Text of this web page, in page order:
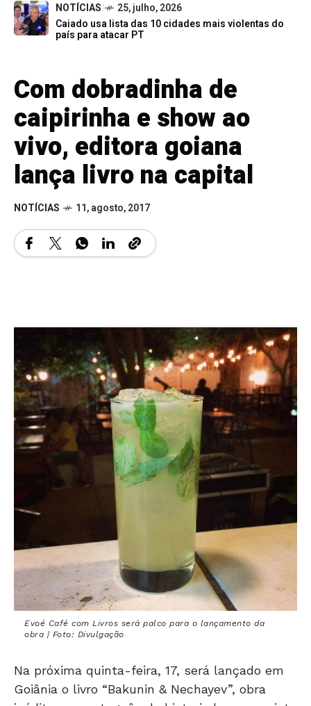
NOTÍCIAS
25, julho, 2026
Caiado usa lista das 10 cidades mais violentas do
país para atacar PT
Com dobradinha de
caipirinha e show ao
vivo, editora goiana
lança livro na capital
NOTÍCIAS 11, agosto, 2017
Evoé Café com Livros será palco para o lançamento da
obra | Foto: Divulgação
Goiânia o livro “Bakunin & Nechayev”, obra
inédita em português do historiador anarquista